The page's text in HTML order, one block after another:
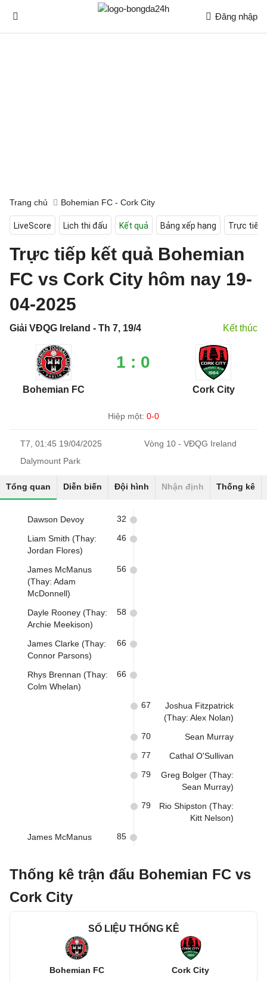
Đăng nhập
Trang chủ Bohemian FC - Cork City
LiveScore Lịch thi đấu Kết quả Bảng xếp hạng Trực tiếp
Trực tiếp kết quả Bohemian
FC vs Cork City hôm nay 19-
04-2025
Giải VĐQG Ireland - Th 7, 19/4 Kết thúc
Bohemian FC
1 : 0
Cork City
Hiệp một: 0-0
T7, 01:45 19/04/2025
Vòng 10 - VĐQG Ireland
Dalymount Park
Tổng quan Diễn biến Đội hình Nhận định Thống kê
Dawson Devoy 32
Liam Smith (Thay:
Jordan Flores)
46
James McManus
(Thay: Adam
McDonnell)
56
Dayle Rooney (Thay:
Archie Meekison)
58
James Clarke (Thay:
Connor Parsons)
66
Rhys Brennan (Thay:
Colm Whelan)
66
Joshua Fitzpatrick
(Thay: Alex Nolan)
67
Sean Murray
70
Cathal O'Sullivan
77
Greg Bolger (Thay:
Sean Murray)
79
Rio Shipston (Thay:
Kitt Nelson)
79
James McManus 85
Thống kê trận đấu Bohemian FC vs
Cork City
SỐ LIỆU THỐNG KÊ
Bohemian FC Cork City